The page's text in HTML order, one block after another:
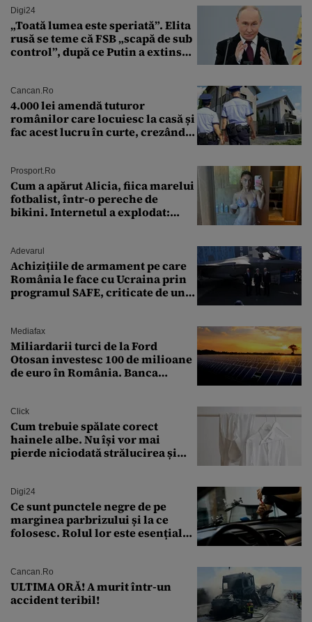
Digi24
„Toată lumea este speriată”. Elita
rusă se teme că FSB „scapă de sub
control”, după ce Putin a extins
Cancan.ro
4.000 lei amendă tuturor
românilor care locuiesc la casă și
fac acest lucru în curte, crezând
Prosport.ro
Cum a apărut Alicia, fiica marelui
fotbalist, într-o pereche de
bikini. Internetul a explodat:
Adevarul
Achizițiile de armament pe care
România le face cu Ucraina prin
programul SAFE, criticate de un
Mediafax
Miliardarii turci de la Ford
Otosan investesc 100 de milioane
de euro în România. Banca
Click
Cum trebuie spălate corect
hainele albe. Nu își vor mai
pierde niciodată strălucirea și
Digi24
Ce sunt punctele negre de pe
marginea parbrizului și la ce
folosesc. Rolul lor este esențial
Cancan.ro
ULTIMA ORĂ! A murit într-un
accident teribil!